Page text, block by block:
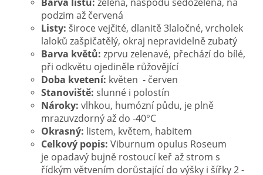
podzim až červená
Listy: široce vejčité, dlanitě 3laločné, vrcholek
laloků zašpičatělý, okraj nepravidelně zubatý
Barva květů: zprvu zelenavé, přechází do bílé,
při odkvětu ojediněle růžovějící
Doba kvetení: květen - červen
Stanoviště: slunné i polostín
Nároky: vlhkou, humózní půdu, je plně
mrazuvzdorný až do -40°C
Okrasný: listem, květem, habitem
Celkový popis: Viburnum opulus Roseum
je opadavý bujně rostoucí keř až strom s
řídkým větvením dorůstající do výšky i šířky 2 -